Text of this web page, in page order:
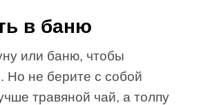
в баню
или баню, чтобы
Но не берите с собой
травяной чай, а толпу